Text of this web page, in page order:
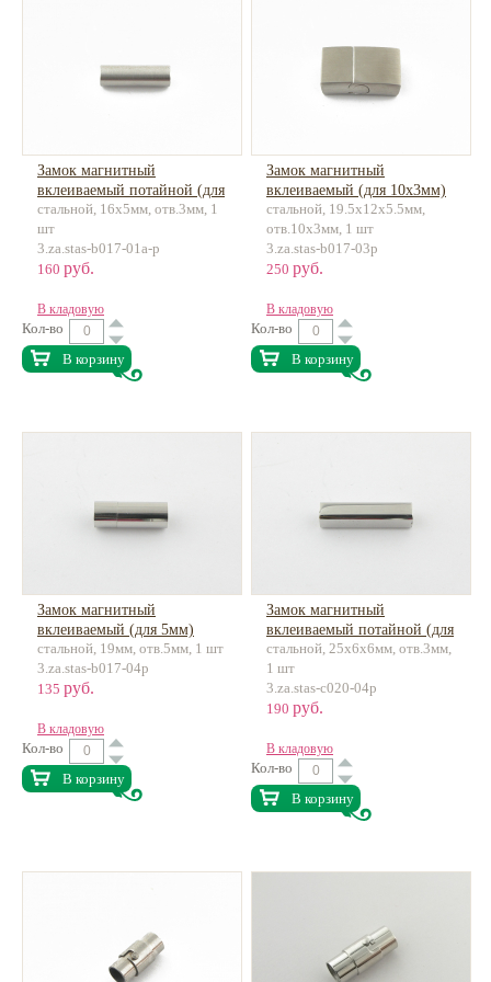
Замок магнитный
вклеиваемый потайной (для
3мм) нержавеющая сталь
стальной, 16х5мм, отв.3мм, 1
шт
3.za.stas-b017-01a-p
160 руб.
В кладовую
Кол-во
В корзину
Замок магнитный
вклеиваемый (для 10х3мм)
нержавеющая сталь
стальной, 19.5х12х5.5мм,
отв.10х3мм, 1 шт
3.za.stas-b017-03p
250 руб.
В кладовую
Кол-во
В корзину
Замок магнитный
вклеиваемый (для 5мм)
нержавеющая сталь
стальной, 19мм, отв.5мм, 1 шт
3.za.stas-b017-04p
135 руб.
В кладовую
Кол-во
В корзину
Замок магнитный
вклеиваемый потайной (для
3мм) нержавеющая сталь
стальной, 25х6х6мм, отв.3мм,
1 шт
3.za.stas-c020-04p
190 руб.
В кладовую
Кол-во
В корзину